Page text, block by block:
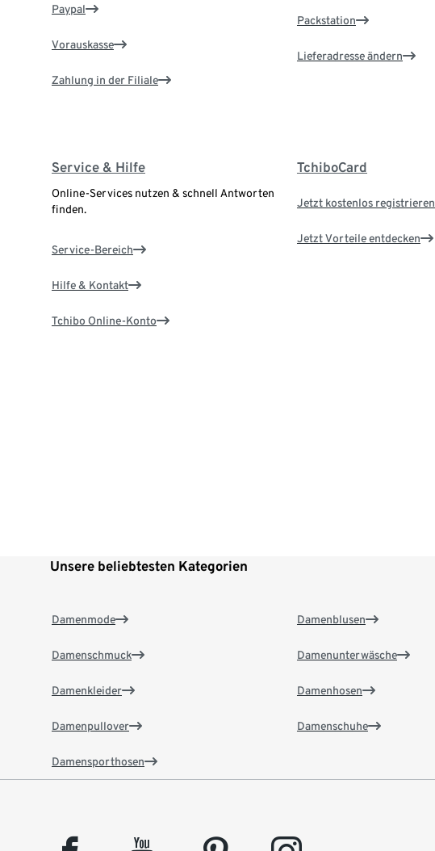
Paypal
Vorauskasse
Zahlung in der Filiale
Packstation
Lieferadresse ändern
Service & Hilfe
Online-Services nutzen & schnell Antworten
finden.
Service-Bereich
Hilfe & Kontakt
Tchibo Online-Konto
TchiboCard
Jetzt kostenlos registrieren
Jetzt Vorteile entdecken
Unsere beliebtesten Kategorien
Damenmode
Damenschmuck
Damenkleider
Damenpullover
Damensporthosen
Damenblusen
Damenunterwäsche
Damenhosen
Damenschuhe